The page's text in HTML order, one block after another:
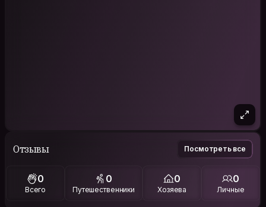
Отзывы Посмотреть все
0
Всего
0
Путешественники
0
Хозяева
0
Личные